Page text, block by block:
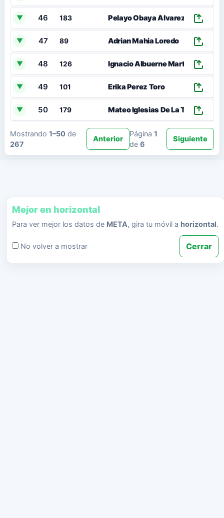
▼ 46 183 Pelayo Obaya Álvarez
▼ 47 89 Adrian Mahia Loredo
▼ 48 126 Ignacio Albuerne Martinez
▼ 49 101 Erika Perez Toro
▼ 50 179 Mateo Iglesias De La Torre
Mostrando 1–50 de
267
Anterior
Página1
de6
Siguiente
Mejor en horizontal
Para ver mejor los datos de META, gira tu móvil a horizontal.
No volver a mostrar Cerrar